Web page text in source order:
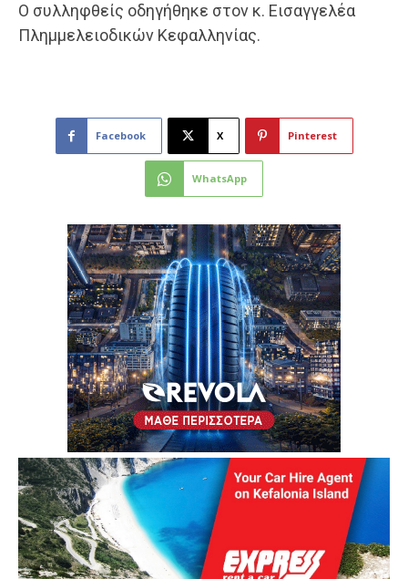
Ο συλληφθείς οδηγήθηκε στον κ. Εισαγγελέα
Πλημμελειοδικών Κεφαλληνίας.
Facebook X Pinterest
WhatsApp